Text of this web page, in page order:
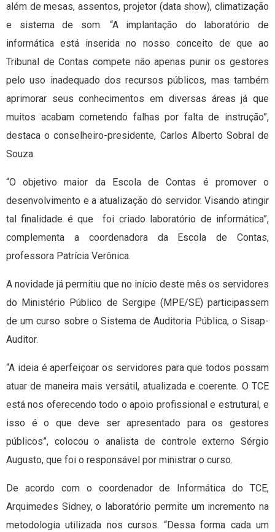
além de mesas, assentos, projetor (data show), climatização
e sistema de som. “A implantação do laboratório de
informática está inserida no nosso conceito de que ao
Tribunal de Contas compete não apenas punir os gestores
pelo uso inadequado dos recursos públicos, mas também
aprimorar seus conhecimentos em diversas áreas já que
muitos acabam cometendo falhas por falta de instrução”,
destaca o conselheiro-presidente, Carlos Alberto Sobral de
Souza.
“O objetivo maior da Escola de Contas é promover o
desenvolvimento e a atualização do servidor. Visando atingir
tal finalidade é que foi criado laboratório de informática”,
complementa a coordenadora da Escola de Contas,
professora Patrícia Verônica.
A novidade já permitiu que no início deste mês os servidores
do Ministério Público de Sergipe (MPE/SE) participassem
de um curso sobre o Sistema de Auditoria Pública, o Sisap-
Auditor.
“A ideia é aperfeiçoar os servidores para que todos possam
atuar de maneira mais versátil, atualizada e coerente. O TCE
está nos oferecendo todo o apoio profissional e estrutural, e
isso é o que deve ser apresentado para os gestores
públicos”, colocou o analista de controle externo Sérgio
Augusto, que foi o responsável por ministrar o curso.
De acordo com o coordenador de Informática do TCE,
Arquimedes Sidney, o laboratório permite um incremento na
metodologia utilizada nos cursos. “Dessa forma cada um